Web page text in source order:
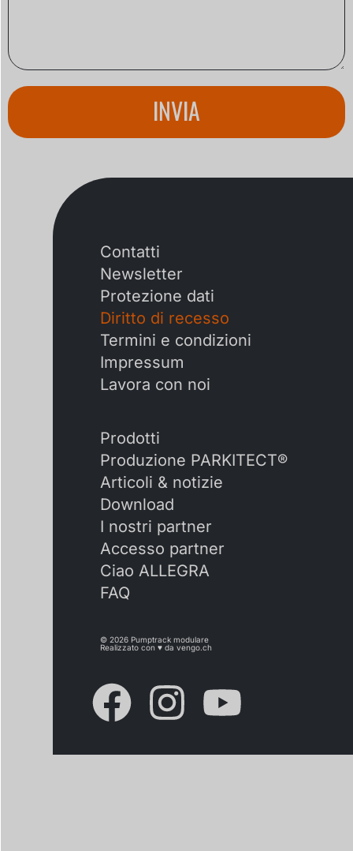
INVIA
Contatti
Newsletter
Protezione dati
Diritto di recesso
Termini e condizioni
Impressum
Lavora con noi
Prodotti
Produzione PARKITECT®
Articoli & notizie
Download
I nostri partner
Accesso partner
Ciao ALLEGRA
FAQ
© 2026 Pumptrack modulare
Realizzato con ♥ davengo.ch